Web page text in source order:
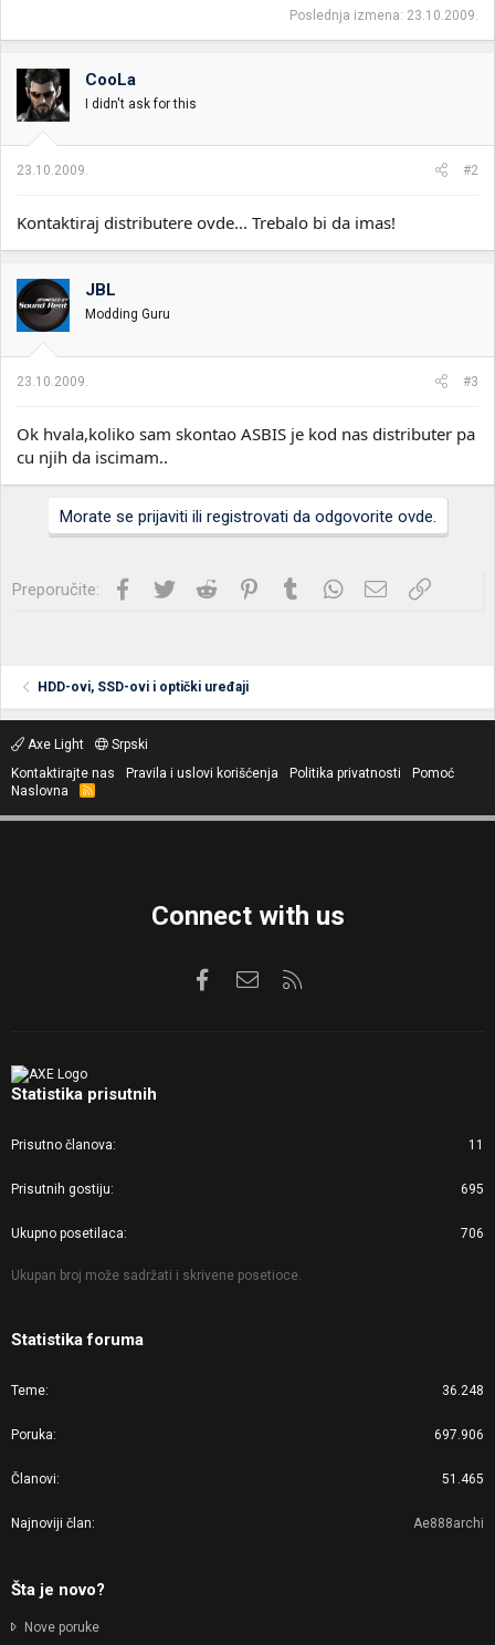
Poslednja izmena: 23.10.2009.
CooLa
I didn't ask for this
23.10.2009. #2
Kontaktiraj distributere ovde... Trebalo bi da imas!
JBL
Modding Guru
23.10.2009. #3
Ok hvala,koliko sam skontao ASBIS je kod nas distributer pa
cu njih da iscimam..
Morate se prijaviti ili registrovati da odgovorite ovde.
Preporučite: Facebook
Twitter Reddit PinterestTumblrWhatsApp
Imejl Link
HDD-ovi, SSD-ovi i optički uređaji
Axe Light
Srpski
Kontaktirajte nas
Pravila i uslovi korišćenja Politika privatnosti
Pomoć
Naslovna
R
S
Connect with us
FacebookKontaktirajte nas
Statistika prisutnih
Prisutno članova 11
Prisutnih gostiju 695
Ukupno posetilaca 706
Ukupan broj može sadržati i skrivene posetioce.
Statistika foruma
Teme 36.248
Poruka 697.906
Članovi 51.465
Najnoviji član Ae888archi
Šta je novo?
Nove poruke